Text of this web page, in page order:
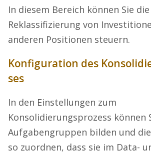
In diesem Bereich können Sie die
Reklassifizierung von
anderen Positionen steuern.
Konfiguration des
ses
In den Einstellungen zum
Konsolidierungsprozess können
Aufgabengruppen bilden und
so zuordnen, dass sie im Data-